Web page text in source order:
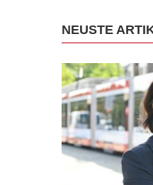
NEUSTE